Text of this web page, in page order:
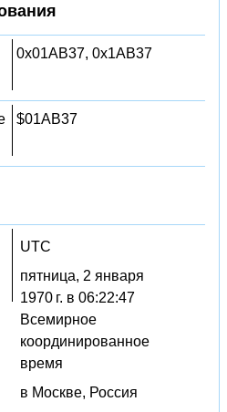
0x01AB37, 0x1AB37
$01AB37
UTC
пятница, 2 января
1970 г. в 06:22:47
Всемирное
координированное
время
в Москве, Россия